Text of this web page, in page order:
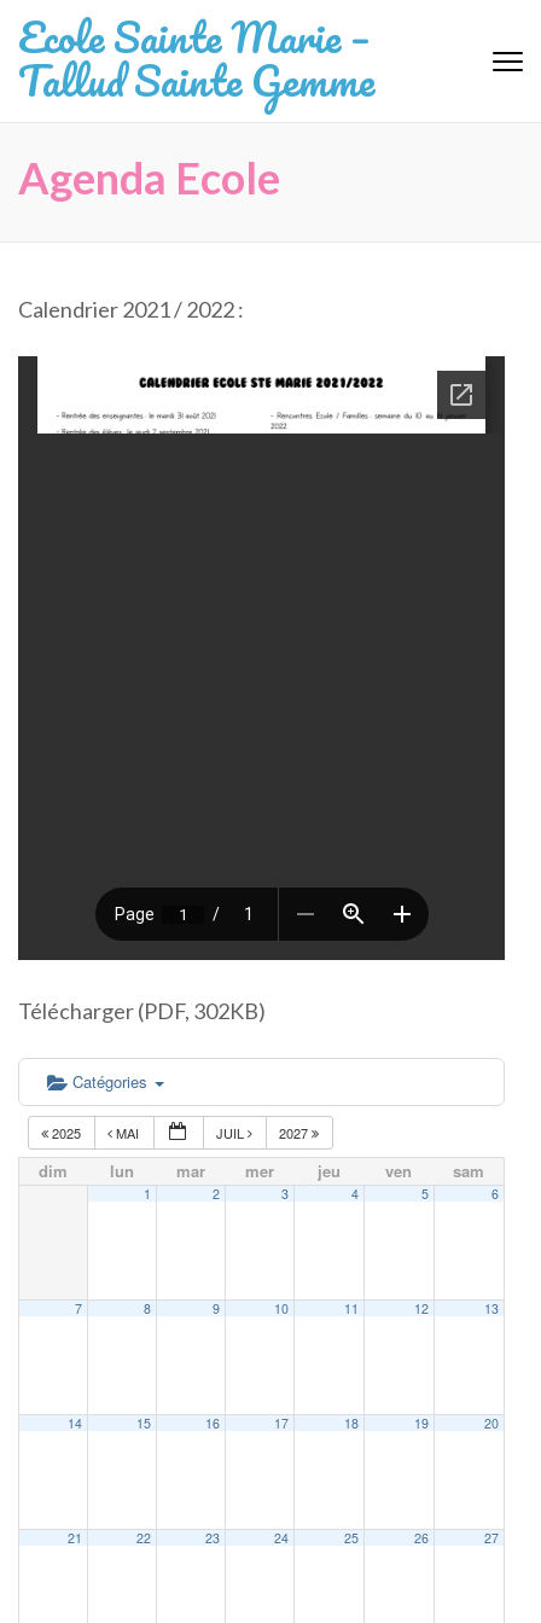
au
contenu
(Pressez
Ecole Sainte Marie –
Tallud Sainte Gemme
Agenda Ecole
Calendrier 2021 / 2022 :
Télécharger (PDF, 302KB)
Catégories
2025 MAI JUIL 2027
dim lun mar mer jeu ven sam
1 2 3 4 5 6
7 8 9 10 11 12 13
14 15 16 17 18 19 20
21 22 23 24 25 26 27